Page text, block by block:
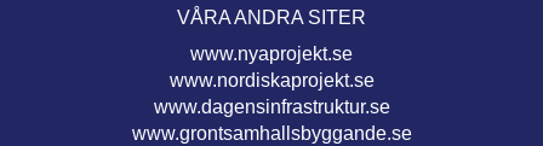
VÅRA ANDRA SITER
www.nyaprojekt.se
www.nordiskaprojekt.se
www.dagensinfrastruktur.se
www.grontsamhallsbyggande.se